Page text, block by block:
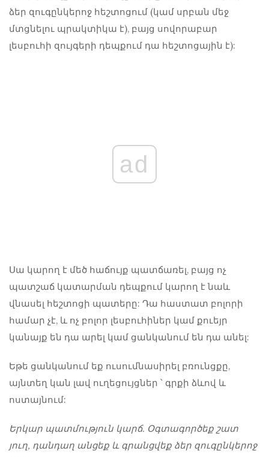
ձեր զուգընկերոջ հեշտոցում (կամ սրբան մեջ
մտցնելու պրակտիկա է), բայց սովորաբար
լեսբուհի զույգերի դեպքում դա հեշտոցային է):
ad
Սա կարող է մեծ հաճույք պատճառել, բայց ոչ
պատշաճ կատարման դեպքում կարող է նաև
վնասել հեշտոցի պատերը: Դա հաստատ բոլորի
համար չէ, և ոչ բոլոր լեսբուհիներ կամ քուեյր
կանայք են դա արել կամ ցանկանում են դա անել:
Եթե ​​ցանկանում եք ուսումնասիրել բռունցքը,
այնտեղ կան լավ ուղեցույցներ ՝ գրքի ձևով և
ոստայնում:
Երկար պատմություն կարճ. Օգտագործեք շատ
յուղ, դանդաղ անցեք և գրանցվեք ձեր զուգընկերոջ